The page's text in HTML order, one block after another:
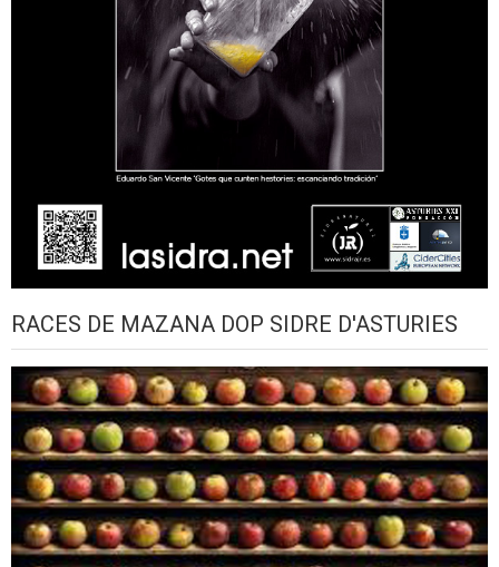
RACES DE MAZANA DOP SIDRE D'ASTURIES